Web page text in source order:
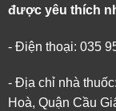
được yêu thích
- Điện thoại: 035
- Địa chỉ nhà
Hoà, Quận Cầu